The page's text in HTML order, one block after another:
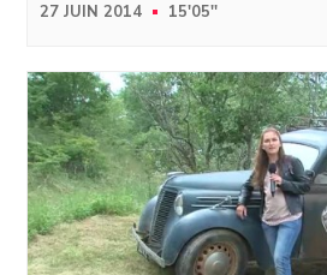
27 JUIN 2014 15'05''